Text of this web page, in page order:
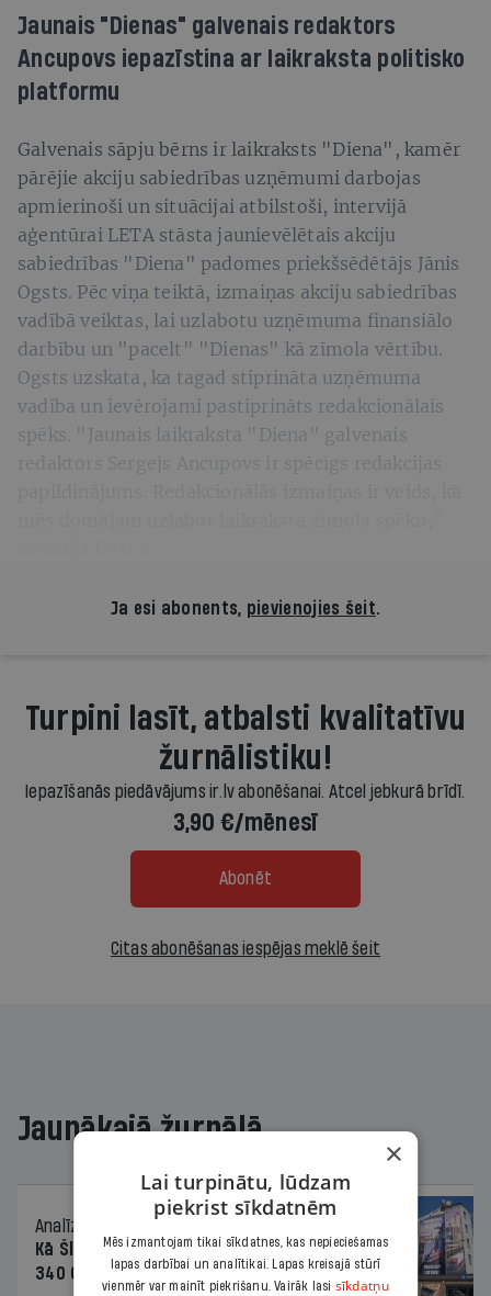
Jaunais "Dienas" galvenais redaktors
Ancupovs iepazīstina ar laikraksta politisko
platformu
Galvenais sāpju bērns ir laikraksts "Diena", kamēr
pārējie akciju sabiedrības uzņēmumi darbojas
apmierinoši un situācijai atbilstoši, intervijā
aģentūrai LETA stāsta jaunievēlētais akciju
sabiedrības "Diena" padomes priekšsēdētājs Jānis
Ogsts. Pēc viņa teiktā, izmaiņas akciju sabiedrības
vadībā veiktas, lai uzlabotu uzņēmuma finansiālo
darbību un "pacelt" "Dienas" kā zīmola vērtību.
Ogsts uzskata, ka tagad stiprināta uzņēmuma
vadība un ievērojami pastiprināts redakcionālais
spēks. "Jaunais laikraksta "Diena" galvenais
Ja esi abonents, pievienojies šeit.
Turpini lasīt, atbalsti kvalitatīvu
žurnālistiku!
Iepazīšanās piedāvājums ir.lv abonēšanai. Atcel jebkurā brīdī.
3,90 €/mēnesī
Abonēt
Citas abonēšanas iespējas meklē šeit
Jaunākajā žurnālā
Analīze
Kā Šlesera partija palika nesodīta par
340 000 vērtu reklāmas kampaņu
×
Lai turpinātu, lūdzam
piekrist sīkdatnēm
Mēs izmantojam tikai sīkdatnes, kas nepieciešamas
lapas darbībai un analītikai. Lapas kreisajā stūrī
vienmēr var mainīt piekrišanu. Vairāk lasi sīkdatņu